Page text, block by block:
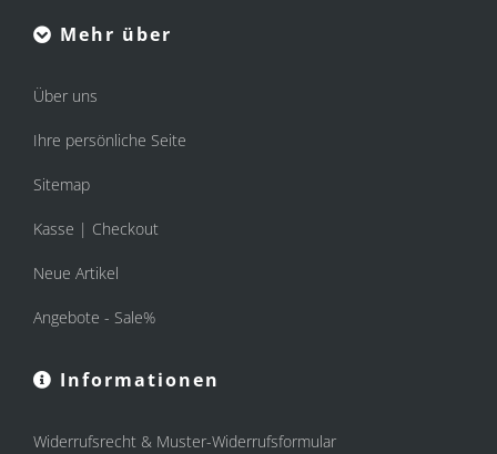
Mehr über
Über uns
Ihre persönliche Seite
Sitemap
Kasse | Checkout
Neue Artikel
Angebote - Sale%
Informationen
Widerrufsrecht & Muster-Widerrufsformular